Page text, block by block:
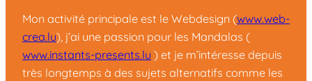
Mon activité principale est le Webdesign (www.web-
crea.lu), j’ai une passion pour les Mandalas (
www.instants-presents.lu ) et je m’intéresse depuis
très longtemps à des sujets alternatifs comme les